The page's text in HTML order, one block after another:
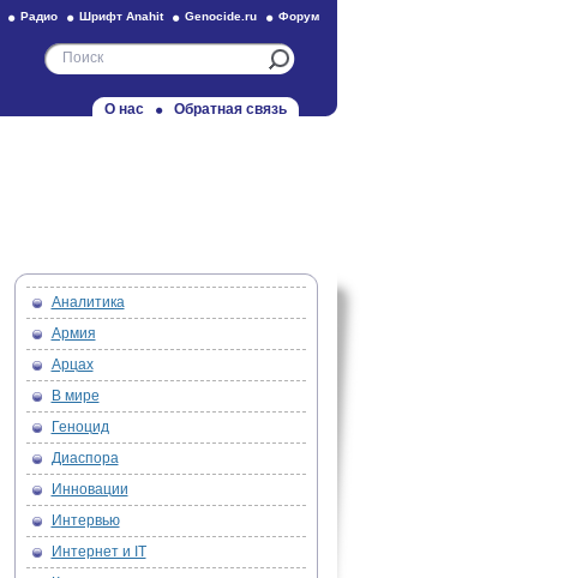
Радио Шрифт Anahit Genocide.ru Форум
О нас Обратная связь
Аналитика
Армия
Арцах
В мире
Геноцид
Диаспора
Инновации
Интервью
Интернет и IT